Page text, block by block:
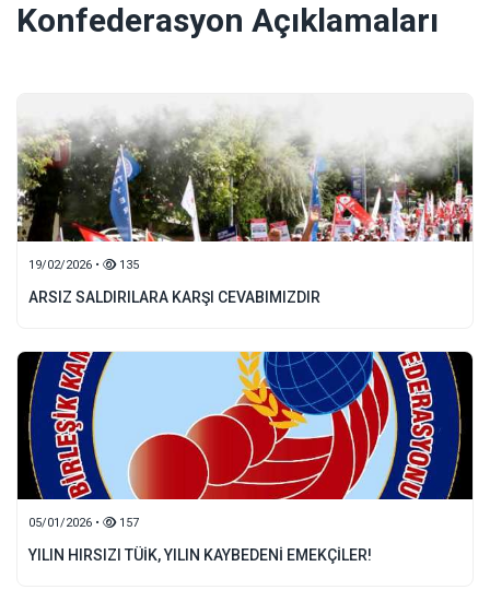
Konfederasyon Açıklamaları
19/02/2026 • 135
ARSIZ SALDIRILARA KARŞI CEVABIMIZDIR
05/01/2026 • 157
YILIN HIRSIZI TÜİK, YILIN KAYBEDENİ EMEKÇİLER!